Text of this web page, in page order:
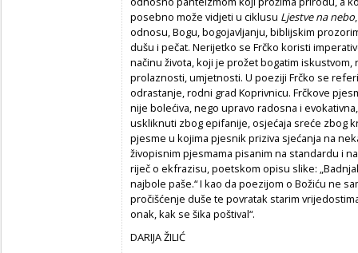
posebno može vidjeti u ciklusu Ljestve na nebo
odnosu, Bogu, bogojavljanju, biblijskim
dušu i pečat. Nerijetko se Frčko koristi
načinu života, koji je prožet bogatim
prolaznosti, umjetnosti. U poeziji Frčko se
odrastanje, rodni grad Koprivnicu. Frčkove
nije bolećiva, nego upravo radosna i
uskliknuti zbog epifanije, osjećaja sreće zbog
pjesme u kojima pjesnik priziva sjećanja na
živopisnim pjesmama pisanim na standardu i
riječ o ekfrazisu, poetskom opisu slike:
najbole paše.“ I kao da poezijom o Božiću ne
pročišćenje duše te povratak starim
onak, kak se šika poštival“.
DARIJA ŽILIĆ